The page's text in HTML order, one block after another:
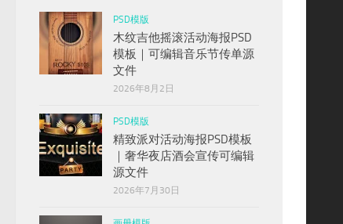
PSD模版
木纹吉他摇滚活动海报PSD
模板｜可编辑音乐节传单源
文件
2026年8月2日
PSD模版
精致派对活动海报PSD模板
｜奢华夜店酒会宣传可编辑
源文件
2026年7月30日